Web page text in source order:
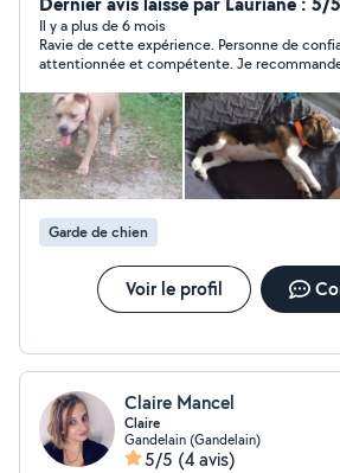
Il y a plus de 6 mois
Ravie de cette expérience. Personne de
attentionnée et compétente. Je
Garde de chien
Voir le profil
Claire Mancel
Claire
Gandelain (Gandelain)
5/5 (4 avis)